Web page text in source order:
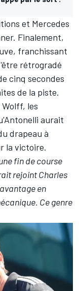
et Mercedes
Finalement,
franchissant
rétrogradé
cinq secondes
de la piste.
les
aurait
drapeau à
la victoire.
fin de course
rejoint Charles
en
Ce genre